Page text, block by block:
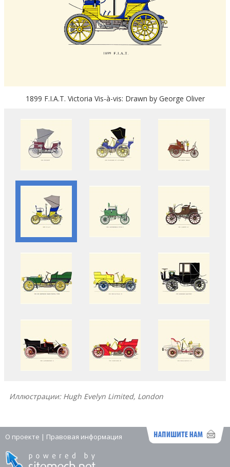
1899 F.I.A.T. Victoria Vis-à-vis: Drawn by George Oliver
Иллюстрации: Hugh Evelyn Limited, London
О проекте | Правовая информация